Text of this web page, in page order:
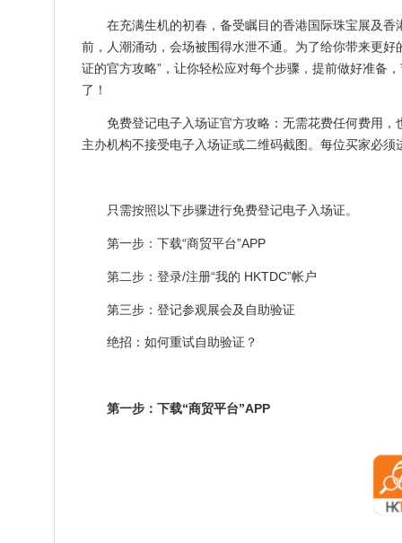
在充满生机的初春，备受瞩目的香港国际珠宝展及
前，人潮涌动，会场被围得水泄不通。为了给你带来更
证的官方攻略”，让你轻松应对每个步骤，提前做好准备
了！
免费登记电子入场证官方攻略：无需花费任何费用
主办机构不接受电子入场证或二维码截图。每位买家必
只需按照以下步骤进行免费登记电子入场证。
第一步：下载“商贸平台”APP
第二步：登录/注册“我的 HKTDC”帐户
第三步：登记参观展会及自助验证
绝招：如何重试自助验证？
第一步：下载“商贸平台”APP